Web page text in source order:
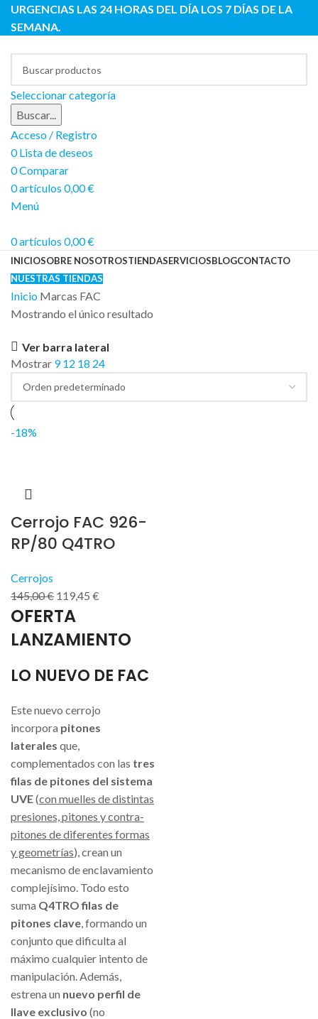
URGENCIAS LAS 24 HORAS DEL DÍA LOS 7 DÍAS DE LA
SEMANA.
Seleccionar categoría
Buscar...
Acceso / Registro
0Lista de deseos
0Comparar
0artículos 0,00€
Menú
0artículos 0,00€
INICIOSOBRE NOSOTROSTIENDASERVICIOSBLOGCONTACTO
NUESTRAS TIENDAS
Inicio Marcas FAC
Mostrando el único resultado
Ver barra lateral
Mostrar 912 18 24
-18%
Cerrojo FAC 926-
RP/80 Q4TRO
Cerrojos
145,00€ 119,45 €
OFERTA
LANZAMIENTO
LO NUEVO DE FAC
Este nuevo cerrojo
incorpora pitones
laterales que,
complementados con las tres
filas de pitones del sistema
UVE(con muelles de distintas
presiones, pitones y contra-
pitones de diferentes formas
y geometrías), crean un
mecanismo de enclavamiento
complejísimo. Todo esto
suma Q4TRO filas de
pitones clave, formando un
conjunto que dificulta al
máximo cualquier intento de
manipulación. Además,
estrena un nuevo perfil de
llave exclusivo (no